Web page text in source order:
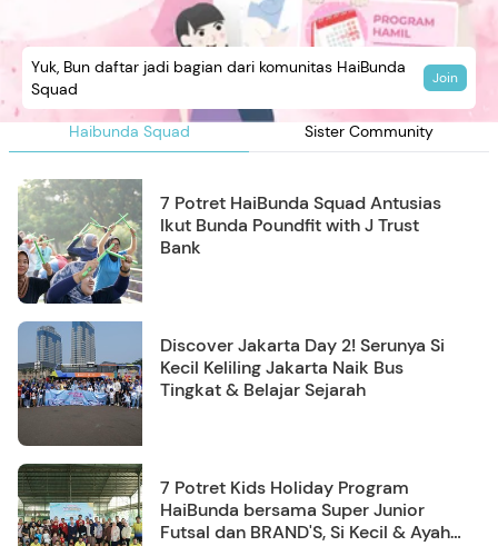
Haibunda Squad Sister Community
Yuk, Bun daftar jadi bagian dari komunitas HaiBunda
Squad
Join
7 Potret HaiBunda Squad Antusias
Ikut Bunda Poundfit with J Trust
Bank
Discover Jakarta Day 2! Serunya Si
Kecil Keliling Jakarta Naik Bus
Tingkat & Belajar Sejarah
7 Potret Kids Holiday Program
HaiBunda bersama Super Junior
Futsal dan BRAND'S, Si Kecil & Ayah